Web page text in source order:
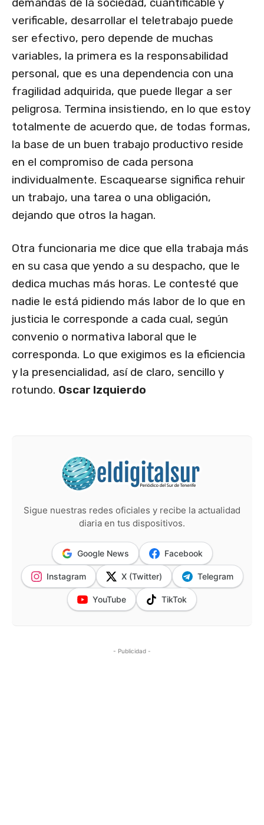
demandas de la sociedad, cuantificable y
verificable, desarrollar el teletrabajo puede
ser efectivo, pero depende de muchas
variables, la primera es la responsabilidad
personal, que es una dependencia con una
fragilidad adquirida, que puede llegar a ser
peligrosa. Termina insistiendo, en lo que estoy
totalmente de acuerdo que, de todas formas,
la base de un buen trabajo productivo reside
en el compromiso de cada persona
individualmente. Escaquearse significa rehuir
un trabajo, una tarea o una obligación,
dejando que otros la hagan.
Otra funcionaria me dice que ella trabaja más
en su casa que yendo a su despacho, que le
dedica muchas más horas. Le contesté que
nadie le está pidiendo más labor de lo que en
justicia le corresponde a cada cual, según
convenio o normativa laboral que le
corresponda. Lo que exigimos es la eficiencia
y la presencialidad, así de claro, sencillo y
rotundo. Oscar Izquierdo
Sigue nuestras redes oficiales y recibe la actualidad
diaria en tus dispositivos.
Google News Facebook
Instagram X (Twitter) Telegram
YouTube TikTok
- Publicidad -